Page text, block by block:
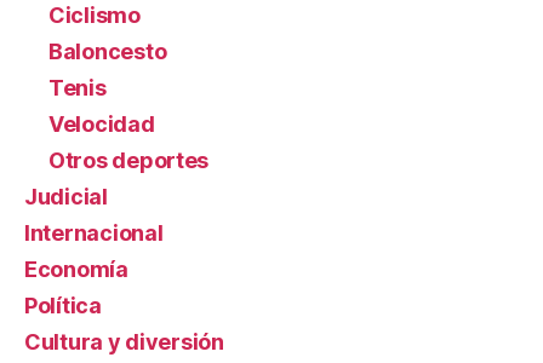
Ciclismo
Baloncesto
Tenis
Velocidad
Otros deportes
Judicial
Internacional
Economía
Política
Cultura y diversión